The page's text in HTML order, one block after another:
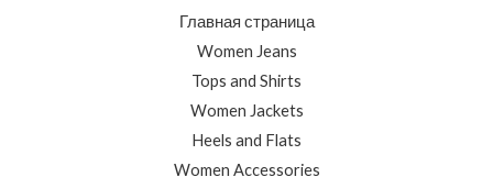
Главная страница
Women Jeans
Tops and Shirts
Women Jackets
Heels and Flats
Women Accessories